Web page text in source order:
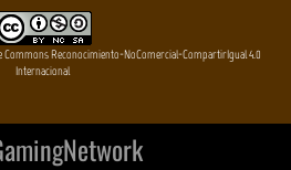
Commons Reconocimiento-NoComercial-CompartirIgual 4.0
Internacional